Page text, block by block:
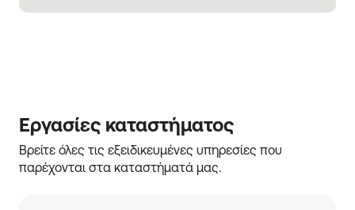
Εργασίες καταστήματος
Βρείτε όλες τις εξειδικευμένες υπηρεσίες που
παρέχονται στα καταστήματά μας.